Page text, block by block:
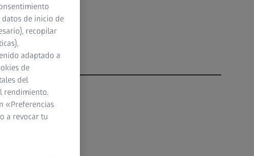
de inicio de
recopilar
adaptado a
de
del
rendimiento.
«Preferencias
a revocar tu